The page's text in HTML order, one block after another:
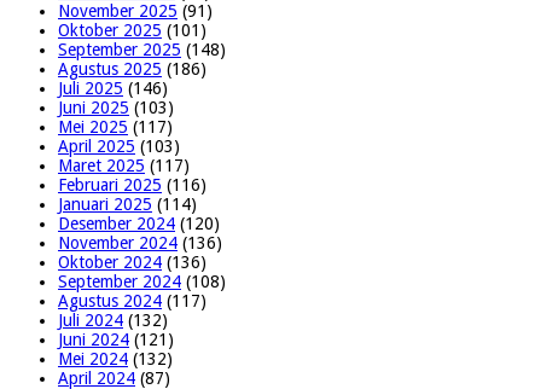
November 2025 (91)
Oktober 2025 (101)
September 2025 (148)
Agustus 2025 (186)
Juli 2025 (146)
Juni 2025 (103)
Mei 2025 (117)
April 2025 (103)
Maret 2025 (117)
Februari 2025 (116)
Januari 2025 (114)
Desember 2024 (120)
November 2024 (136)
Oktober 2024 (136)
September 2024 (108)
Agustus 2024 (117)
Juli 2024 (132)
Juni 2024 (121)
Mei 2024 (132)
April 2024 (87)